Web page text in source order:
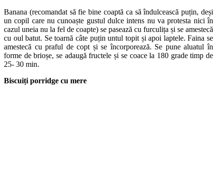
Banana (recomandat să fie bine coaptă ca să îndulcească puțin, deși
un copil care nu cunoaște gustul dulce intens nu va protesta nici în
cazul uneia nu la fel de coapte) se pasează cu furculița și se amestecă
cu oul batut. Se toarnă câte puțin untul topit și apoi laptele. Faina se
amestecă cu praful de copt și se încorporează. Se pune aluatul în
forme de brioșe, se adaugă fructele și se coace la 180 grade timp de
25- 30 min.
Biscuiți porridge cu mere